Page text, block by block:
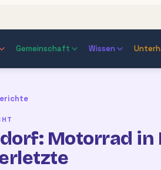
Gemeinschaft Wissen
Motorrad